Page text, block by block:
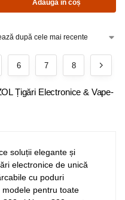
Adaugă în coș
6 7 8
Țigări Electronice & Vape-
soluții elegante și
electronice de unică
cu poduri
pentru toate